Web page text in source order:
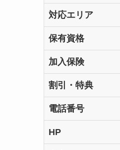
対応エリア
保有資格
加入保険
割引・特典
電話番号
HP